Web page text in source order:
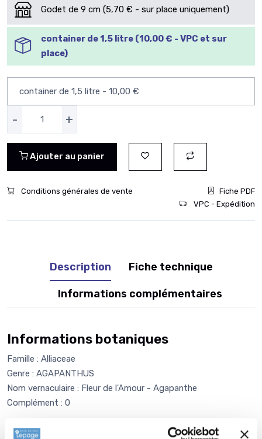
Godet de 9 cm (5,70 € - sur place uniquement)
container de 1,5 litre (10,00 € - VPC et sur
place)
- +
Ajouter au panier
Conditions générales de vente
Fiche PDF
VPC - Expédition
Description Fiche technique
Informations complémentaires
Informations botaniques
Famille : Alliaceae
Genre : AGAPANTHUS
Nom vernaculaire : Fleur de l'Amour - Agapanthe
Complément : 0
Plantation de AGAPANTHUS Twister